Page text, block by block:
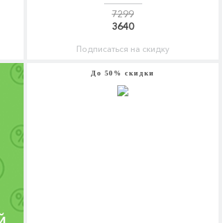
7299
3640
Подписаться на скидку
До 50% скидки